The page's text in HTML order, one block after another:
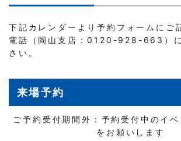
下記カレンダーより予約フォームにご
電話（岡山支店：0120-928-663）
さい。
来場予約
ご予約受付期間外：予約受付中のイ
をお願いします